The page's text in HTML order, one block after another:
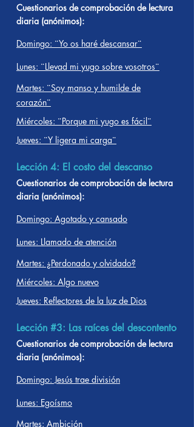
Cuestionarios de comprobación de lectura
diaria (anónimos):
Domingo: ¨Yo os haré descansar¨
Lunes: ¨Llevad mi yugo sobre vosotros¨
Martes: ¨Soy manso y humilde de
corazón¨
Miércoles: ¨Porque mi yugo es fácil¨
Jueves: ¨Y ligera mi carga¨
Lección 4: El costo del descanso
Cuestionarios de comprobación de lectura
diaria (anónimos):
Domingo: Agotado y cansado
Lunes: Llamado de atención
Martes: ¿Perdonado y olvidado?
Miércoles: Algo nuevo
Jueves: Reflectores de la luz de Dios
Lección #3: Las raíces del descontento
Cuestionarios de comprobación de lectura
diaria (anónimos):
Domingo: Jesús trae división
Lunes: Egoísmo
Martes: Ambición